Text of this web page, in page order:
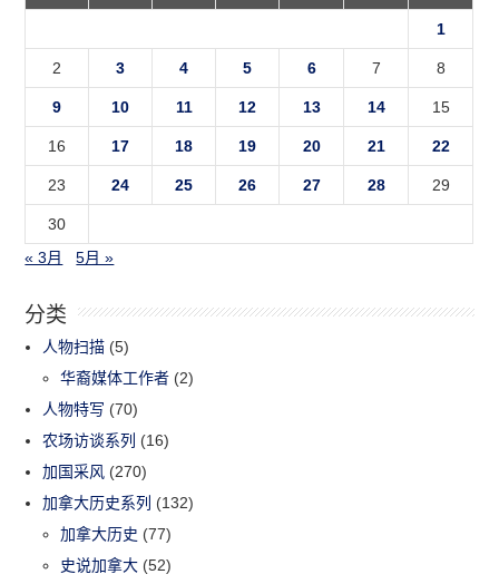
1
2 3 4 5 6 7 8
9 10 11 12 13 14 15
16 17 18 19 20 21 22
23 24 25 26 27 28 29
30
« 3月
5月 »
分类
人物扫描 (5)
华裔媒体工作者 (2)
人物特写 (70)
农场访谈系列 (16)
加国采风 (270)
加拿大历史系列 (132)
加拿大历史 (77)
史说加拿大 (52)